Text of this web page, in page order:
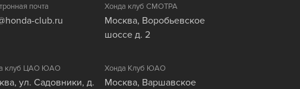
почта
club.ru
Хонда клуб СМОТРА
Москва, Воробьевское
шоссе д. 2
клуб ЦАО ЮАО
ул. Садовники, д.
Хонда Клуб ЮАО
Москва, Варшавское